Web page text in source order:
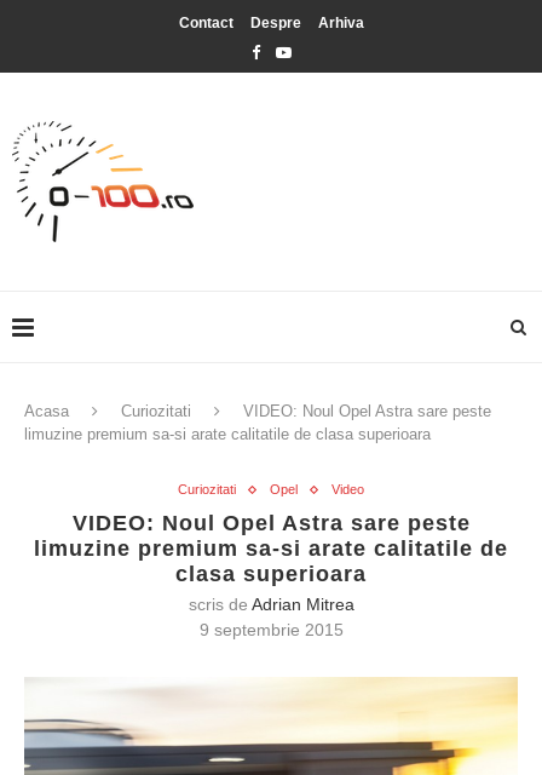
Contact Despre Arhiva
Acasa Curiozitati
VIDEO: Noul Opel Astra sare peste
limuzine premium sa-si arate calitatile de clasa superioara
Curiozitati Opel Video
VIDEO: Noul Opel Astra sare peste
limuzine premium sa-si arate calitatile de
clasa superioara
scris de Adrian Mitrea
9 septembrie 2015